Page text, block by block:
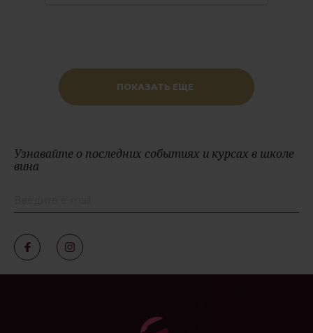
ПОКАЗАТЬ ЕЩЕ
Узнавайте о последних событиях и курсах в школе
вина